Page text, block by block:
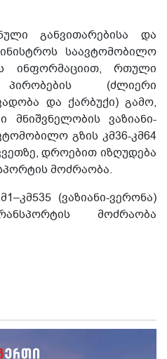
განვითარებისა და
საავტომობილო
ინფორმაციით, რთული
(ძლიერი
და ქარბუქი) გამო,
მნიშვნელობის ვაზიანი-
გზის კმ36-კმ64
დროებით იზღუდება
მოძრაობა.
(ვაზიანი-ვერონა)
მოძრაობა